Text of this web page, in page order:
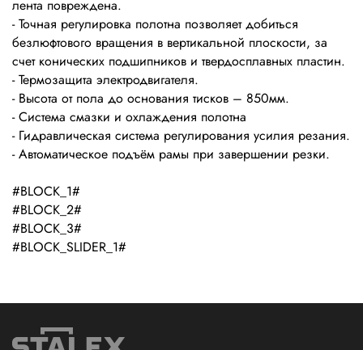
лента повреждена.
- Точная регулировка полотна позволяет добиться
безлюфтового вращения в вертикальной плоскости, за
счет конических подшипников и твердосплавных пластин.
- Термозащита электродвигателя.
- Высота от пола до основания тисков – 850мм.
- Система смазки и охлаждения полотна
- Гидравлическая система регулирования усилия резания.
- Автоматическое подъём рамы при завершении резки.
#BLOCK_1#
#BLOCK_2#
#BLOCK_3#
#BLOCK_SLIDER_1#